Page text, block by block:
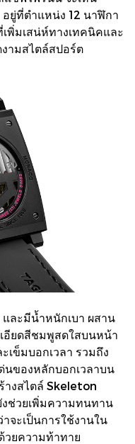
ยู่ที่ตำแหน่ง 12 นาฬิกา
พิ่มเสน่ห์ทางเทคนิคและ
ามสไตล์สปอร์ต
และมีน้ำหนักเบา ผสาน
อียดสีชมพูสดใสบนหน้า
เข็มบอกเวลา รวมถึง
นของหลักบอกเวลาบน
งสไตล์ Skeleton
ช่วยเพิ่มความทนทาน
จะเป็นการใช้งานใน
วยความท้าทาย